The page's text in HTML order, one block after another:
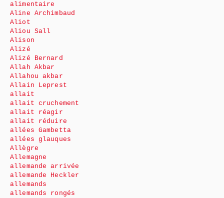
alimentaire
Aline Archimbaud
Aliot
Aliou Sall
Alison
Alizé
Alizé Bernard
Allah Akbar
Allahou akbar
Allain Leprest
allait
allait cruchement
allait réagir
allait réduire
allées Gambetta
allées glauques
Allègre
Allemagne
allemande arrivée
allemande Heckler
allemands
allemands rongés